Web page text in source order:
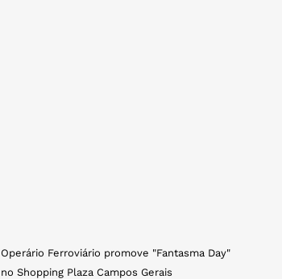
Operário Ferroviário promove "Fantasma Day"
no Shopping Plaza Campos Gerais